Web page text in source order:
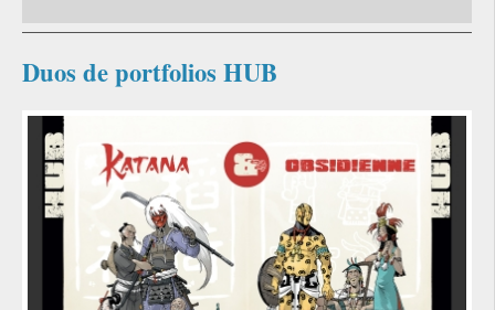
Duos de portfolios HUB